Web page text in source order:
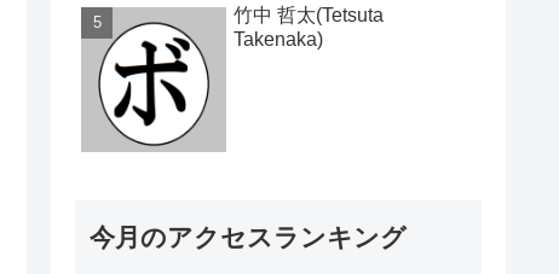
竹中 哲太(Tetsuta
Takenaka)
今月のアクセスランキング